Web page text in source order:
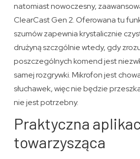
natomiast nowoczesny,
ClearCast Gen 2. Oferowana tu
szumów zapewnia krystalicznie
drużyną szczgólnie wtedy, gdy
poszczególnych komend jest
samej rozgrywki. Mikrofon jest
słuchawek, więc nie będzie
nie jest potrzebny.
Praktyczna
towarzysząca